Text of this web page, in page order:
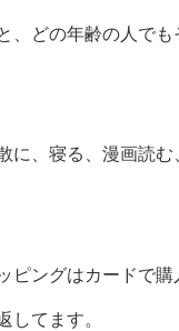
、どの年齢の人で
に、寝る、漫画読
ピングはカードで
してます。